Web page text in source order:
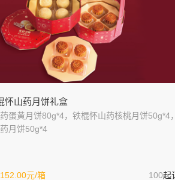
怀山药月饼礼盒
蛋黄月饼80g*4，铁棍怀山药核桃月饼50g*4，
月饼50g*4
152.00元/箱 100起